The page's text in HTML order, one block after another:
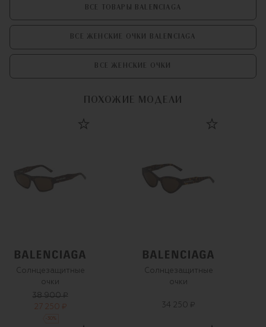
ВСЕ ТОВАРЫ BALENCIAGA
ВСЕ ЖЕНСКИЕ ОЧКИ BALENCIAGA
ВСЕ ЖЕНСКИЕ ОЧКИ
ПОХОЖИЕ МОДЕЛИ
Солнцезащитные
очки
38 900 ₽
27 250 ₽
%
Солнцезащитные
очки
34 250 ₽